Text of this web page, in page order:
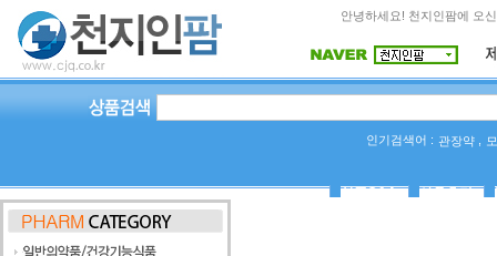
안녕하세요! 천지인팜에 오
인기검색어 : 관장약
상품Q&A 사용후기